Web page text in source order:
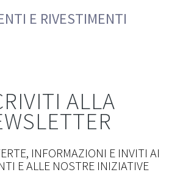
E RIVESTIMENTI
ALLA
INFORMAZIONI E INVITI AI
E ALLE NOSTRE INIZIATIVE